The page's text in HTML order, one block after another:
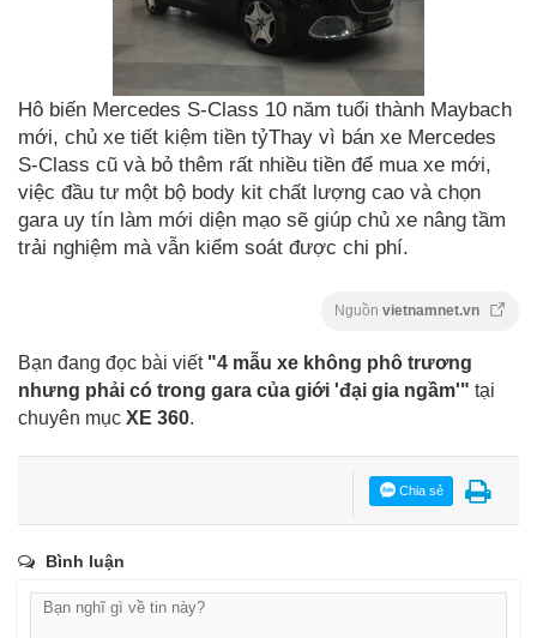
Hô biến Mercedes S-Class 10 năm tuổi thành Maybach
mới, chủ xe tiết kiệm tiền tỷThay vì bán xe Mercedes
S-Class cũ và bỏ thêm rất nhiều tiền để mua xe mới,
việc đầu tư một bộ body kit chất lượng cao và chọn
gara uy tín làm mới diện mạo sẽ giúp chủ xe nâng tầm
trải nghiệm mà vẫn kiểm soát được chi phí.
Nguồn vietnamnet.vn
Bạn đang đọc bài viết "4 mẫu xe không phô trương
nhưng phải có trong gara của giới 'đại gia ngầm'" tại
chuyên mục XE 360.
Chia sẻ
Bình luận